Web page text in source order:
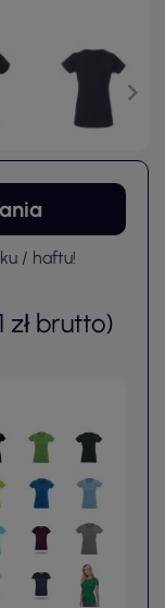
/ haftu!
zł brutto)